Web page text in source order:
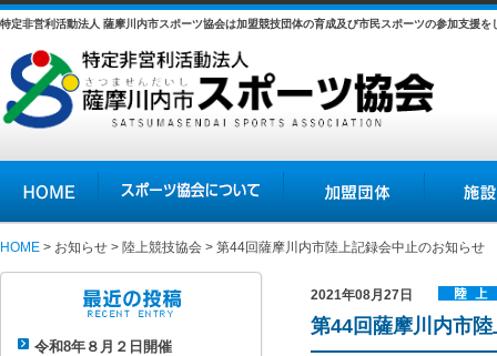
特定非営利活動法人 薩摩川内市スポーツ協会は加盟競技団体の育成及び市民スポーツの参加支援を
スポーツ協会について 加盟団体 施設の紹介
HOME > お知らせ > 陸上競技協会 > 第44回薩摩川内市陸上記録会中止のお知らせ
令和8年８月２日開催
2021年08月27日
陸上競技
協会
第44回薩摩川内市